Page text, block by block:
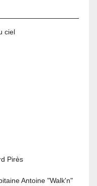
ciel
Pirès
Antoine "Walk'n"